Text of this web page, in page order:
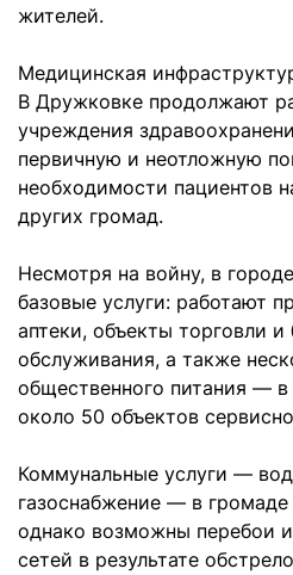
жителей.
Медицинская
В Дружковке продолжают
учреждения
первичную и неотложную
необходимости пациентов
других громад.
Несмотря на войну, в
базовые услуги: работают
аптеки, объекты торговли и
обслуживания, а также
общественного питания —
около 50 объектов
Коммунальные услуги —
газоснабжение — в
однако возможны перебои
сетей в результате